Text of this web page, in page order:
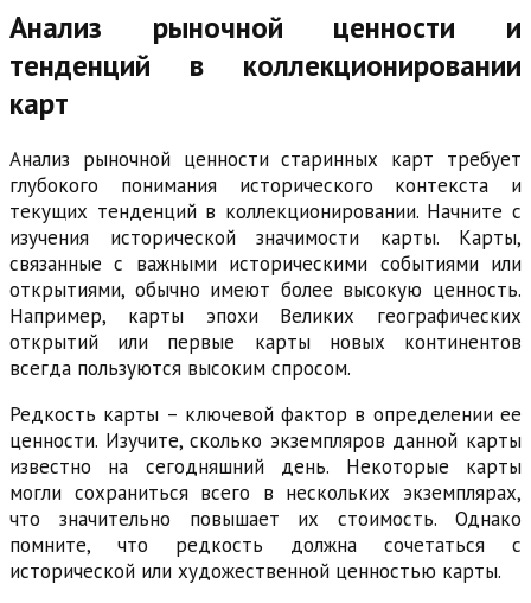
Анализ рыночной ценности и
тенденций в коллекционировании
карт
Анализ рыночной ценности старинных карт требует
глубокого понимания исторического контекста и
текущих тенденций в коллекционировании. Начните с
изучения исторической значимости карты. Карты,
связанные с важными историческими событиями или
открытиями, обычно имеют более высокую ценность.
Например, карты эпохи Великих географических
открытий или первые карты новых континентов
всегда пользуются высоким спросом.
Редкость карты – ключевой фактор в определении ее
ценности. Изучите, сколько экземпляров данной карты
известно на сегодняшний день. Некоторые карты
могли сохраниться всего в нескольких экземплярах,
что значительно повышает их стоимость. Однако
помните, что редкость должна сочетаться с
исторической или художественной ценностью карты.